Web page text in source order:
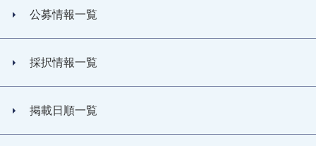
公募情報一覧
採択情報一覧
掲載日順一覧